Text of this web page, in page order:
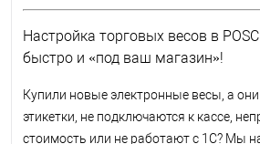
Настройка торговых весов в
быстро и «под ваш магазин»!
Купили новые электронные весы, а
этикетки, не подключаются к кассе,
стоимость или не работают с 1С? Мы